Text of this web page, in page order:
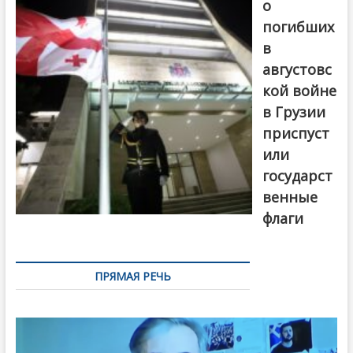
о
погибших
в
августовс
кой войне
в Грузии
приспуст
или
государст
венные
флаги
ПРЯМАЯ РЕЧЬ